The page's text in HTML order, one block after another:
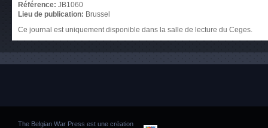
Référence: JB1060
Lieu de publication: Brussel
Ce journal est uniquement disponible dans la salle de lecture du Ceges.
The Belgian War Press est une création